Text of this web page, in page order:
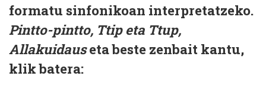
formatu sinfonikoan interpretatzeko.
Pintto-pintto, Ttip eta Ttup,
Allakuidauseta beste zenbait kantu,
klik batera: